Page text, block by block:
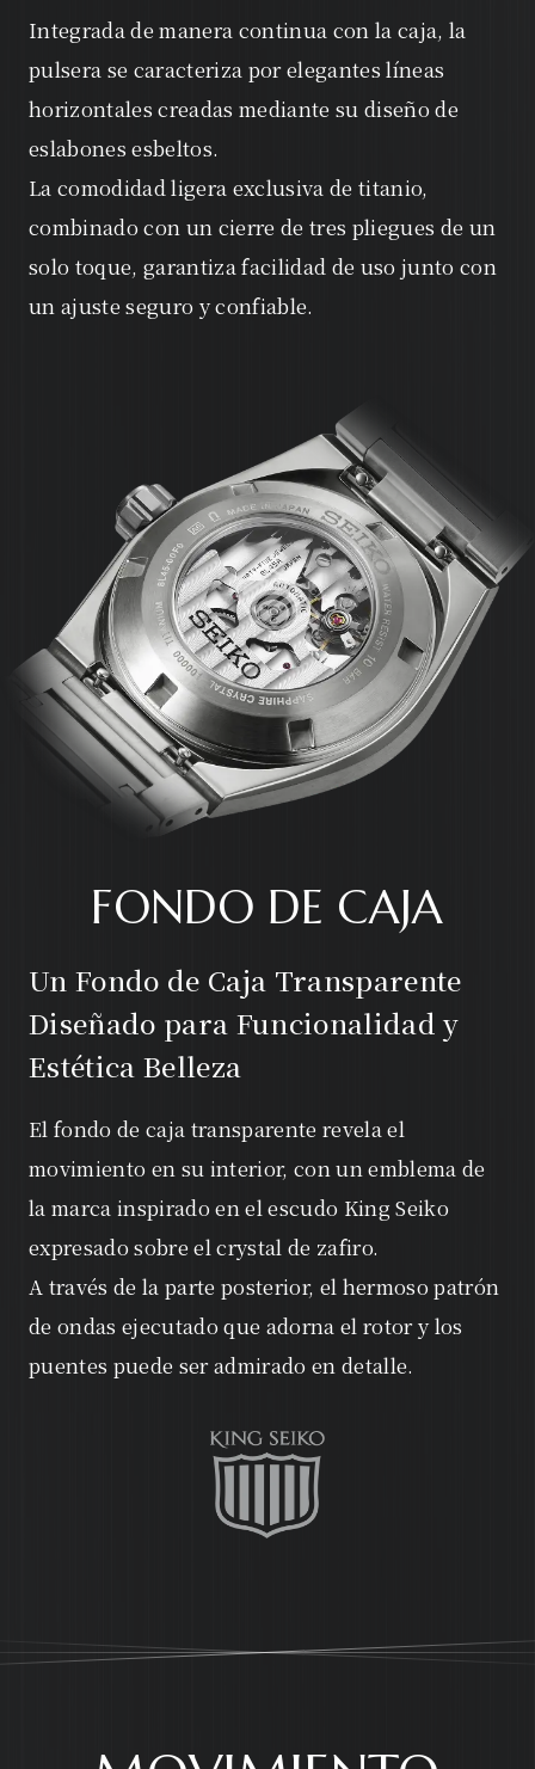
Integrada de manera continua con la caja, la
pulsera se caracteriza por elegantes líneas
horizontales creadas mediante su diseño de
eslabones esbeltos.
La comodidad ligera exclusiva de titanio,
combinado con un cierre de tres pliegues de un
solo toque, garantiza facilidad de uso junto con
un ajuste seguro y confiable.
FONDO DE CAJA
Un Fondo de Caja Transparente
Diseñado para Funcionalidad y
Estética Belleza
El fondo de caja transparente revela el
movimiento en su interior, con un emblema de
la marca inspirado en el escudo King Seiko
expresado sobre el crystal de zafiro.
A través de la parte posterior, el hermoso patrón
de ondas ejecutado que adorna el rotor y los
puentes puede ser admirado en detalle.